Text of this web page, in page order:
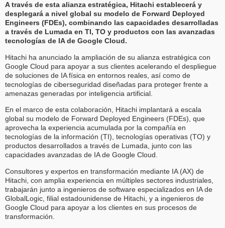
A través de esta alianza estratégica, Hitachi establecerá y
desplegará a nivel global su modelo de Forward Deployed
Engineers (FDEs), combinando las capacidades desarrolladas
a través de Lumada en TI, TO y productos con las avanzadas
tecnologías de IA de Google Cloud.
Hitachi ha anunciado la ampliación de su alianza estratégica con
Google Cloud para apoyar a sus clientes acelerando el despliegue
de soluciones de IA física en entornos reales, así como de
tecnologías de ciberseguridad diseñadas para proteger frente a
amenazas generadas por inteligencia artificial.
En el marco de esta colaboración, Hitachi implantará a escala
global su modelo de Forward Deployed Engineers (FDEs), que
aprovecha la experiencia acumulada por la compañía en
tecnologías de la información (TI), tecnologías operativas (TO) y
productos desarrollados a través de Lumada, junto con las
capacidades avanzadas de IA de Google Cloud.
Consultores y expertos en transformación mediante IA (AX) de
Hitachi, con amplia experiencia en múltiples sectores industriales,
trabajarán junto a ingenieros de software especializados en IA de
GlobalLogic, filial estadounidense de Hitachi, y a ingenieros de
Google Cloud para apoyar a los clientes en sus procesos de
transformación.